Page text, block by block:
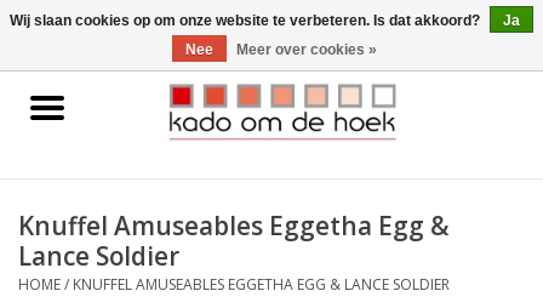
0 Artikelen - €0,00
Home
Gadgets
Knuffel Amuseables Eggetha Egg &
Lance Soldier
HOME/ KNUFFEL AMUSEABLES EGGETHA EGG & LANCE SOLDIER
Wij slaan cookies op om onze website te verbeteren. Is dat akkoord?
Ja
Nee
Meer over cookies »